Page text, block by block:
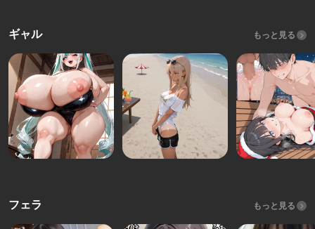
ギャル もっと見る
フェラ もっと見る